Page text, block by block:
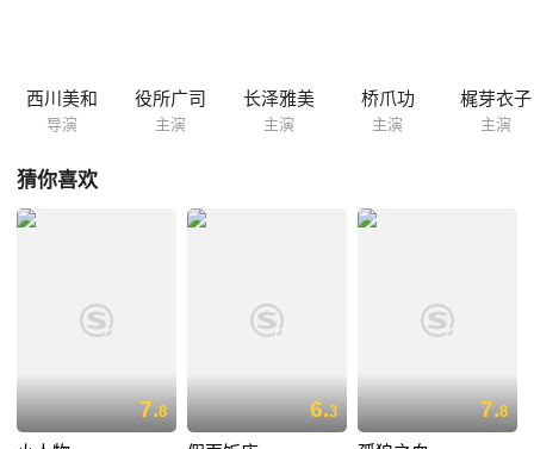
西川美和
导演
役所广司
主演
长泽雅美
主演
桥爪功
主演
梶芽衣子
主演
猜你喜欢
7.8 6.3 7.8